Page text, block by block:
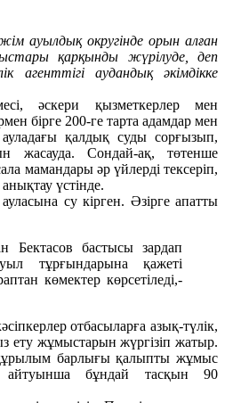
ауылдық округінде орын алған
қарқынды жүрілуде, деп
агенттігі аудандық әкімдікке
әскери қызметкерлер мен
бірге 200-ге тарта адамдар мен
қалдық суды сорғызып,
жасауда. Сондай-ақ, төтенше
мамандары әр үйлерді тексеріп,
үстінде.
су кірген. Әзірге апатты
Бектасов бастысы зардап
тұрғындарына қажеті
көмектер көрсетіледі,-
отбасыларға азық-түлік,
ету жұмыстарын жүргізіп жатыр.
барлығы қалыпты жұмыс
айтуынша бұндай тасқын 90